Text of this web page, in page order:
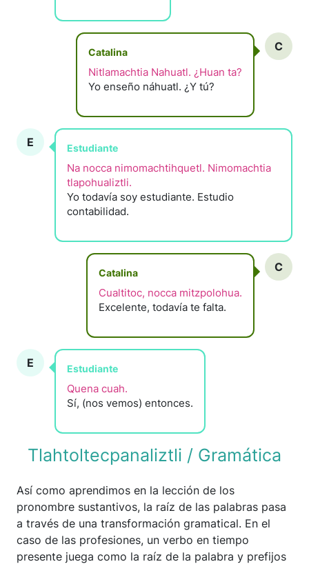
C
Catalina
Nitlamachtia Nahuatl. ¿Huan ta?
Yo enseño náhuatl. ¿Y tú?
E Estudiante
Na nocca nimomachtihquetl. Nimomachtia
tlapohualiztli.
Yo todavía soy estudiante. Estudio
contabilidad.
C
Catalina
Cualtitoc, nocca mitzpolohua.
Excelente, todavía te falta.
E Estudiante
Quena cuah.
Sí, (nos vemos) entonces.
Tlahtoltecpanaliztli / Gramática
Así como aprendimos en la lección de los
pronombre sustantivos, la raíz de las palabras pasa
a través de una transformación gramatical. En el
caso de las profesiones, un verbo en tiempo
presente juega como la raíz de la palabra y prefijos